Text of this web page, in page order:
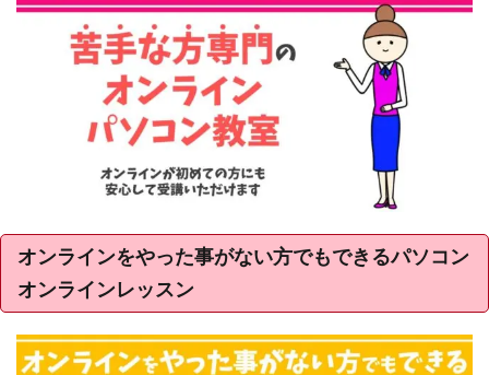
オンラインをやった事がない方でもできるパソコン
オンラインレッスン